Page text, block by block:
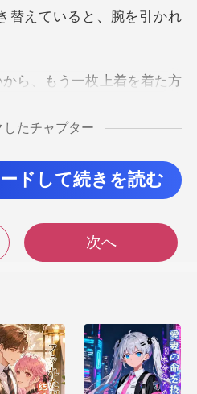
替えている
から、もう一枚上着
め、心に苦しみを覚え
したチャプター
ドして続きを読む
次へ